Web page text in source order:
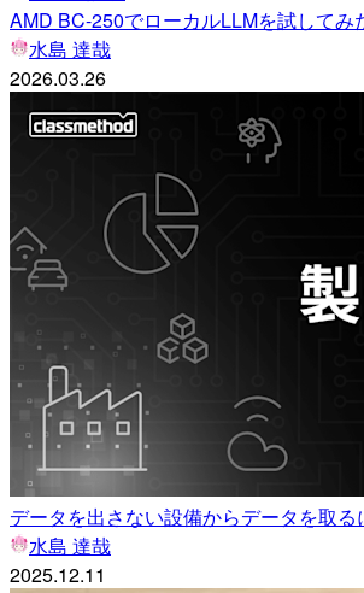
AMD BC-250でローカルLLMを試してみ
水島 達哉
2026.03.26
データを出さない設備からデータを取る
水島 達哉
2025.12.11